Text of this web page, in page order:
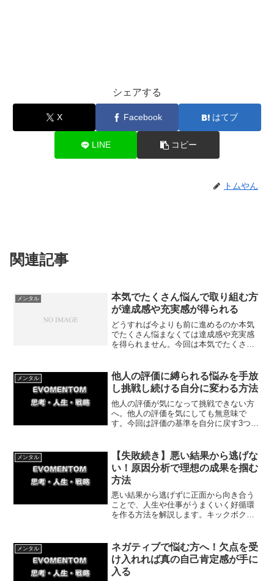
シェアする
X Facebook はてブ
LINE コピー
トムやん
関連記事
メンタル
本気でたくさん悩んで取り組む方
が達成感や充実感が得られる
どうすれば今よりも前に進めるのか本気
でたくさん悩まなくては達成感や充実感
を得られません。今回は本気でたくさん
ます。
メンタル
他人の評価に縛られる悩みを手放
し挑戦し続ける自分に変わる方法
他人の評価が気になって挑戦できない方
へ。他人の評価を気にしても無意味で
す。今回は評価の基準を自分に戻す3つの
にあります。
メンタル
【失敗続き】悪い結果から逃げな
い！原因分析で理想の成果を掴む
方法
悪い結果から逃げずに正面から向き合う
ことで、人生や仕事がうまくいく好循環
を作る方法を解説します。キックボクシ
できる簡単な一歩を紹介。現状を打破し
たい方必見です。
メンタル
ネガティブで悩む方へ！欠点を受
け入れれば真の自己肯定感が手に
入る